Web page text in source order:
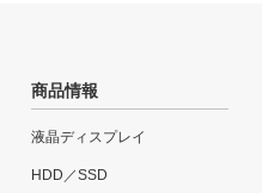
商品情報
液晶ディスプレイ
HDD／SSD